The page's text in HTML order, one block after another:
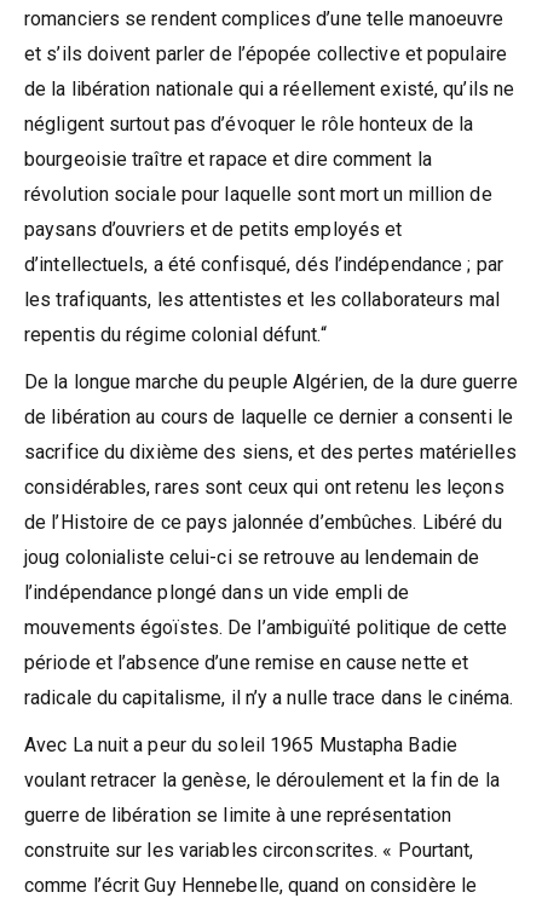
romanciers se rendent complices d’une telle manoeuvre
et s’ils doivent parler de l’épopée collective et populaire
de la libération nationale qui a réellement existé, qu’ils ne
négligent surtout pas d’évoquer le rôle honteux de la
bourgeoisie traître et rapace et dire comment la
révolution sociale pour laquelle sont mort un million de
paysans d’ouvriers et de petits employés et
d’intellectuels, a été confisqué, dés l’indépendance ; par
les trafiquants, les attentistes et les collaborateurs mal
repentis du régime colonial défunt.“
De la longue marche du peuple Algérien, de la dure guerre
de libération au cours de laquelle ce dernier a consenti le
sacrifice du dixième des siens, et des pertes matérielles
considérables, rares sont ceux qui ont retenu les leçons
de l’Histoire de ce pays jalonnée d’embûches. Libéré du
joug colonialiste celui-ci se retrouve au lendemain de
l’indépendance plongé dans un vide empli de
mouvements égoïstes. De l’ambiguïté politique de cette
période et l’absence d’une remise en cause nette et
radicale du capitalisme, il n’y a nulle trace dans le cinéma.
Avec La nuit a peur du soleil 1965 Mustapha Badie
voulant retracer la genèse, le déroulement et la fin de la
guerre de libération se limite à une représentation
construite sur les variables circonscrites. « Pourtant,
comme l’écrit Guy Hennebelle, quand on considère le